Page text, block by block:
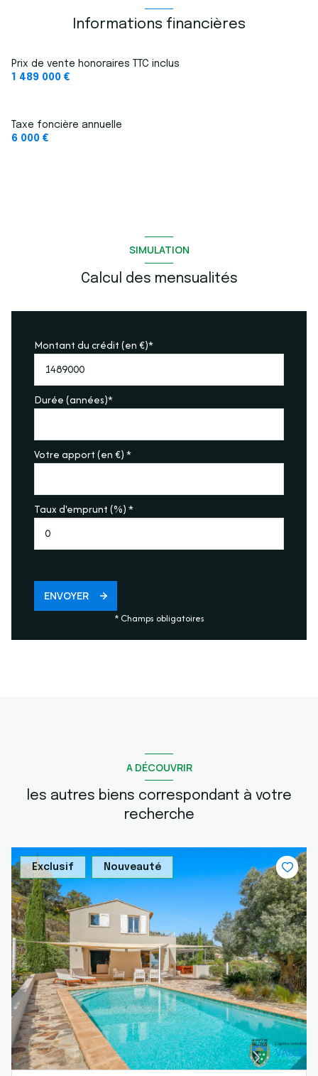
construit en 2005
exposition Sud
quartier Calme, GOLF DE VALCROS , Securise Et
Informations financières
Prix de vente honoraires TTC inclus
1 489 000 €
Taxe foncière annuelle
6 000 €
SIMULATION
Calcul des mensualités
Montant du crédit (en €)*
Durée (années)*
Votre apport (en €) *
Taux d'emprunt (%) *
ENVOYER
* Champs obligatoires
A DÉCOUVRIR
les autres biens correspondant à votre
recherche
Exclusif Nouveauté